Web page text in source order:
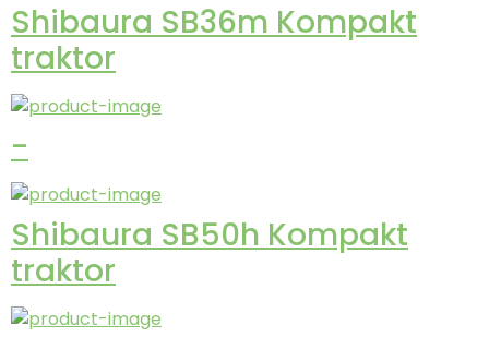
Shibaura SB36m Kompakt
traktor
-
Shibaura SB50h Kompakt
traktor